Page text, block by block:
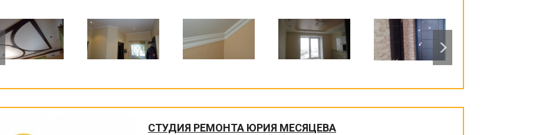
СТУДИЯ РЕМОНТА ЮРИЯ МЕСЯЦЕВА